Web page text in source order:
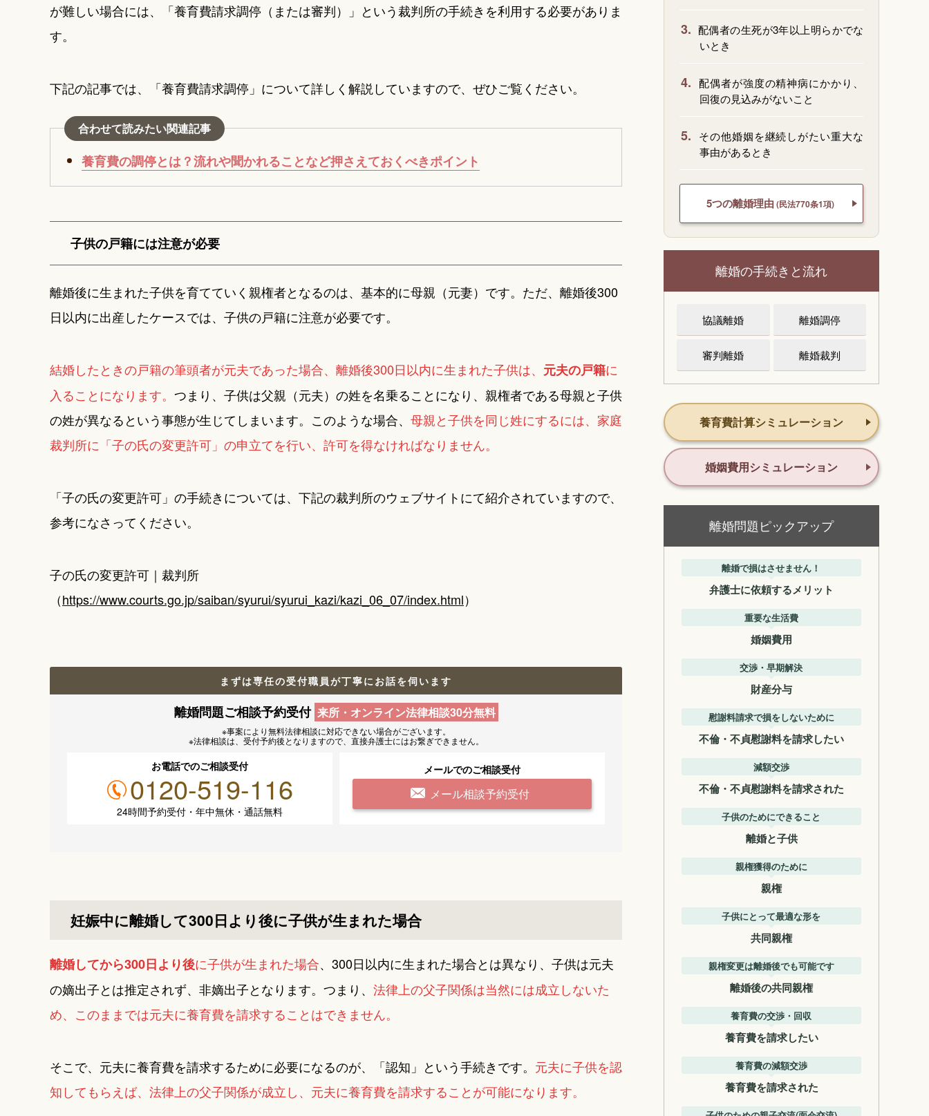
が難しい場合には、「養育費請求調停（または審判）」という裁判所の手続きを利用する必要がありま
す。
下記の記事では、「養育費請求調停」について詳しく解説していますので、ぜひご覧ください。
合わせて読みたい関連記事
養育費の調停とは？流れや聞かれることなど押さえておくべきポイント
子供の戸籍には注意が必要
離婚後に生まれた子供を育てていく親権者となるのは、基本的に母親（元妻）です。ただ、離婚後300
日以内に出産したケースでは、子供の戸籍に注意が必要です。
結婚したときの戸籍の筆頭者が元夫であった場合、離婚後300日以内に生まれた子供は、 元夫の戸籍に
入ることになります。 つまり、子供は父親（元夫）の姓を名乗ることになり、親権者である母親と子供
の姓が異なるという事態が生じてしまいます。このような場合、 母親と子供を同じ姓にするには、家庭
裁判所に「子の氏の変更許可」の申立てを行い、許可を得なければなりません。
「子の氏の変更許可」の手続きについては、下記の裁判所のウェブサイトにて紹介されていますので、
参考になさってください。
子の氏の変更許可｜裁判所
（https://www.courts.go.jp/saiban/syurui/syurui_kazi/kazi_06_07/index.html）
まずは専任の受付職員が丁寧にお話を伺います
離婚問題ご相談予約受付 来所・オンライン法律相談30分無料
※事案により無料法律相談に対応できない場合がございます。
※法律相談は、受付予約後となりますので、 直接弁護士にはお繋ぎできません。
お電話でのご相談受付
0120-519-116
24時間予約受付・年中無休・通話無料
メールでのご相談受付
メール相談予約受付
妊娠中に離婚して300日より後に子供が生まれた場合
離婚してから300日より後に子供が生まれた場合、300日以内に生まれた場合とは異なり、子供は元夫
の嫡出子とは推定されず、非嫡出子となります。つまり、 法律上の父子関係は当然には成立しないた
め、このままでは元夫に養育費を請求することはできません。
そこで、元夫に養育費を請求するために必要になるのが、「認知」という手続きです。 元夫に子供を認
知してもらえば、法律上の父子関係が成立し、元夫に養育費を請求することが可能になります。
3. 配偶者の生死が3年以上明らかでな
いとき
4. 配偶者が強度の精神病にかかり、
回復の見込みがないこと
5.
その他婚姻を継続しがたい重大な
事由があるとき
5つの離婚理由 (民法770条1項)
離婚の手続きと流れ
協議離婚 離婚調停
審判離婚 離婚裁判
養育費計算シミュレーション
婚姻費用シミュレーション
離婚問題ピックアップ
離婚で損はさせません！
弁護士に依頼するメリット
重要な生活費
婚姻費用
交渉・早期解決
財産分与
慰謝料請求で損をしないために
不倫・不貞慰謝料を請求したい
減額交渉
不倫・不貞慰謝料を請求された
子供のためにできること
離婚と子供
親権獲得のために
親権
子供にとって最適な形を
共同親権
親権変更は離婚後でも可能です
離婚後の共同親権
養育費の交渉・回収
養育費を請求したい
養育費の減額交渉
養育費を請求された